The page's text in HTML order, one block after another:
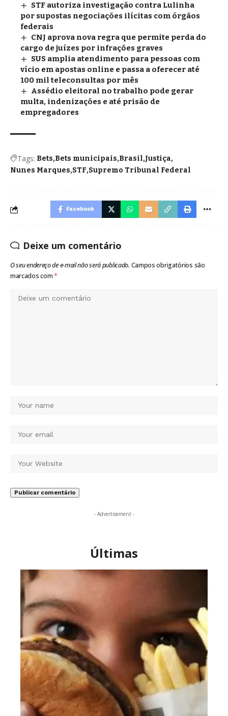
STF autoriza investigação contra Lulinha
por supostas negociações ilícitas com órgãos
federais
CNJ aprova nova regra que permite perda do
cargo de juízes por infrações graves
SUS amplia atendimento para pessoas com
vício em apostas online e passa a oferecer até
100 mil teleconsultas por mês
Assédio eleitoral no trabalho pode gerar
multa, indenizações e até prisão de
empregadores
Tags: Bets Bets municipais Brasil Justiça
Nunes Marques STF Supremo Tribunal Federal
Facebook
Deixe um comentário
O seu endereço de e-mail não será publicado. Campos obrigatórios são
marcados com*
- Advertisement -
Últimas